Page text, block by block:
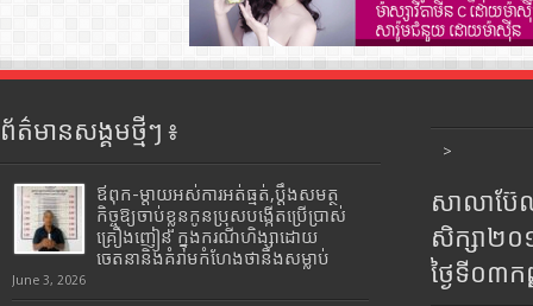
ព័ត៌មានសង្គមថ្មីៗ ៖
ឪពុក-ម្ដាយអស់ការអត់ធ្មត់,ប្ដឹងសមត្ថ
កិច្ចឱ្យចាប់ខ្លួនកូនប្រុសបង្កើតប្រើប្រាស់
គ្រឿងញៀន ក្នុងករណីហិង្សាដោយ
ចេតនានិងគំរាមកំហែងថានឹងសម្លាប់
June 3, 2026
>
សាលាប៊ែ
សិក្សា២
ថ្ងៃទី០៣